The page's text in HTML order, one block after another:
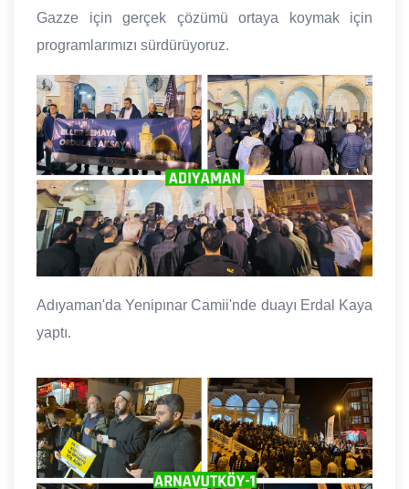
Gazze için gerçek çözümü ortaya koymak için
programlarımızı sürdürüyoruz.
Adıyaman'da Yenipınar Camii'nde duayı Erdal Kaya
yaptı.